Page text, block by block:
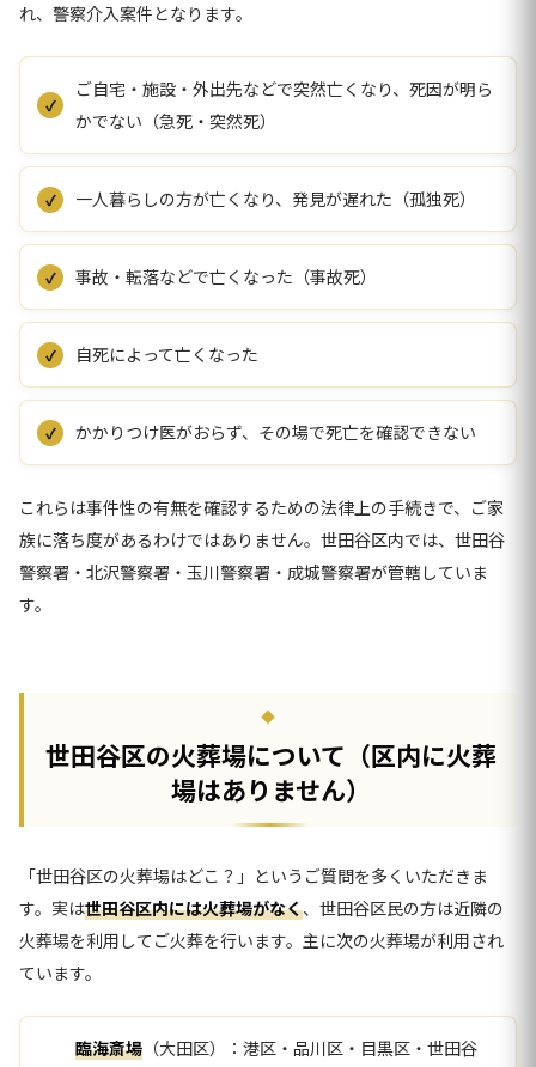
れ、警察介入案件となります。
ご自宅・施設・外出先などで突然亡くなり、死因が明ら
かでない（急死・突然死）
一人暮らしの方が亡くなり、発見が遅れた（孤独死）
事故・転落などで亡くなった（事故死）
自死によって亡くなった
かかりつけ医がおらず、その場で死亡を確認できない
これらは事件性の有無を確認するための法律上の手続きで、ご家
族に落ち度があるわけではありません。世田谷区内では、世田谷
警察署・北沢警察署・玉川警察署・成城警察署が管轄していま
す。
世田谷区の火葬場について（区内に火葬
場はありません）
「世田谷区の火葬場はどこ？」というご質問を多くいただきま
す。実は世田谷区内には火葬場がなく、世田谷区民の方は近隣の
火葬場を利用してご火葬を行います。主に次の火葬場が利用され
ています。
臨海斎場 （大田区）：港区・品川区・目黒区・世田谷